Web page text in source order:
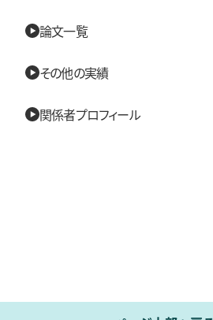
論文一覧
その他の実績
関係者プロフィール